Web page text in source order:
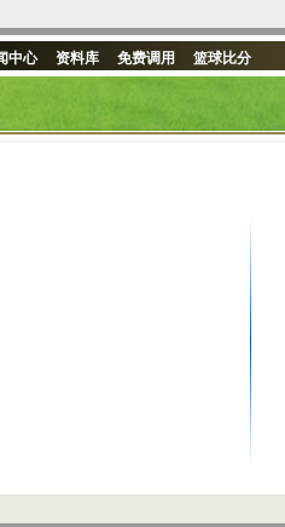
中心 资料库 免费调用 篮球比分